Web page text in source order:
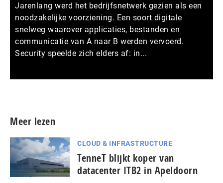
Jarenlang werd het bedrijfsnetwerk gezien als een
noodzakelijke voorziening. Een soort digitale
snelweg waarover applicaties, bestanden en
communicatie van A naar B werden vervoerd.
Security speelde zich elders af: in...
Meer lezen
CLOUD & INFRASTRUCTURE
TenneT blijkt koper van
datacenter ITB2 in Apeldoorn